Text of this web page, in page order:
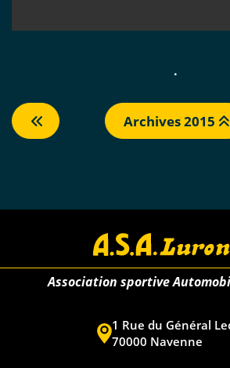
.
Archives 2015
Association sportive
1 Rue du Général
70000 Navenne